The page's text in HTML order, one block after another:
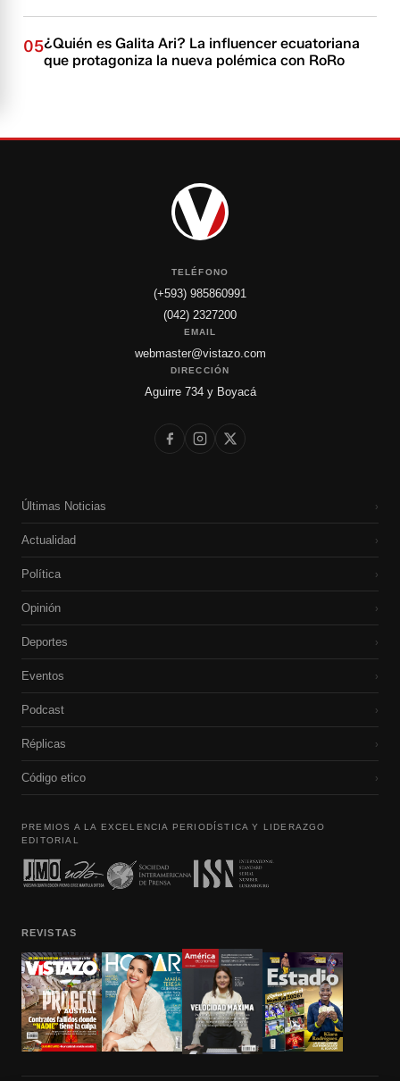
05¿Quién es Galita Ari? La influencer ecuatoriana
que protagoniza la nueva polémica con RoRo
TELÉFONO
(+593) 985860991
(042) 2327200
EMAIL
webmaster@vistazo.com
DIRECCIÓN
Aguirre 734 y Boyacá
Últimas Noticias ›
Actualidad ›
Política ›
Opinión ›
Deportes ›
Eventos ›
Podcast ›
Réplicas ›
Código etico ›
PREMIOS A LA EXCELENCIA PERIODÍSTICA Y LIDERAZGO
EDITORIAL
REVISTAS